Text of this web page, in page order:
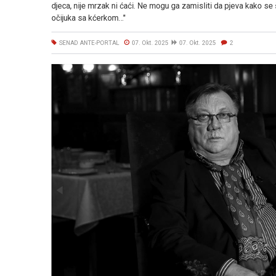
djeca, nije mrzak ni ćaći. Ne mogu ga zamisliti da pjeva kako
očijuka sa kćerkom…"
SENAD ANTE-PORTAL 07. Okt. 2025 07. Okt. 2025 2